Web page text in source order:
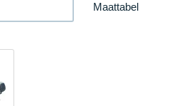
Maattabel